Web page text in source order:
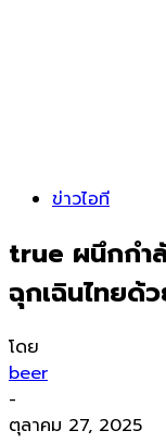
ข่าวไอที
true ผนึกกำ
ฉุกเฉินไทยด้
โดย
beer
-
ตุลาคม 27, 2025